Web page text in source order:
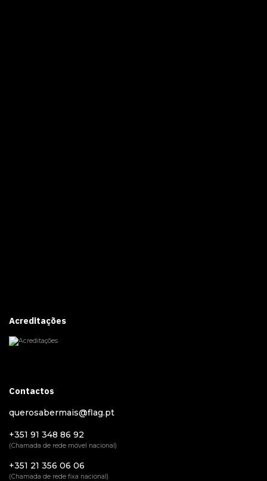
Acreditações
Contactos
querosabermais@flag.pt
+351 91 348 86 92
(Chamada de rede móvel nacional)
+351 21 356 06 06
(Chamada de rede fixa nacional)